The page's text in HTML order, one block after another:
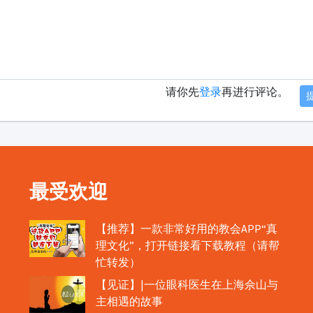
请你先登录再进行评论。
最受欢迎
【推荐】一款非常好用的教会APP“真
理文化”，打开链接看下载教程（请帮
忙转发）
【见证】|一位眼科医生在上海佘山与
主相遇的故事